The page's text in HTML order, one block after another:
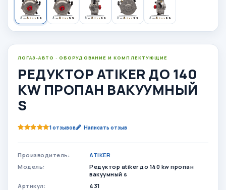
ЛОГАЗ-АВТО · ОБОРУДОВАНИЕ И КОМПЛЕКТУЮЩИЕ
РЕДУКТОР ATIKER ДО 140
KW ПРОПАН ВАКУУМНЫЙ
S
1 отзывов Написать отзыв
Производитель:
ATIKER
Модель:
Редуктор atiker до 140 kw пропан
вакуумный s
Артикул:
431